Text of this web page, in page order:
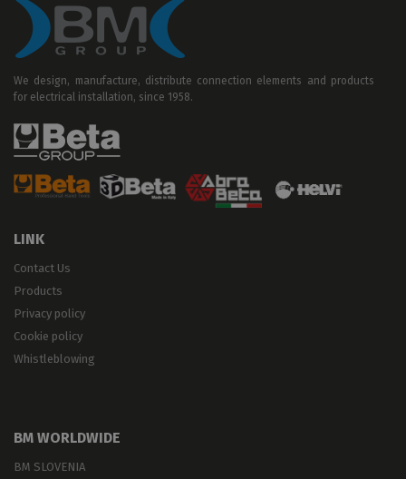
We design, manufacture, distribute connection elements and products
for electrical installation, since 1958.
LINK
Contact Us
Products
Privacy policy
Cookie policy
Whistleblowing
BM WORLDWIDE
BM SLOVENIA